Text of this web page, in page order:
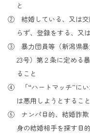
と
② 結婚している、又は交
らず、登録をする、又
③ 暴力団員等（新潟県暴
23号）第２条に定める
ること
④ 「“ハートマッチ”にい
は悪用しようとすること
⑤ ナンパ目的、結婚詐欺
身の結婚相手を探す目